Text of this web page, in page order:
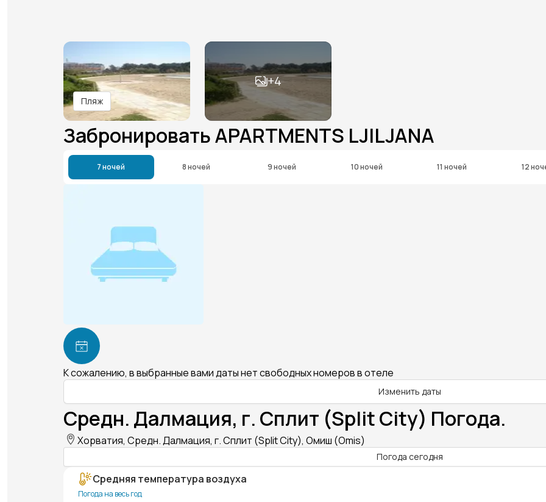
Пляж
+4
Забронировать APARTMENTS LJILJANA
7 ночей 8 ночей 9 ночей 10 ночей 11 ночей 12
К сожалению, в выбранные вами даты нет свободных номеров в отеле
Изменить даты
Средн. Далмация, г. Сплит (Split City) Погода.
Хорватия, Средн. Далмация, г. Сплит (Split City), Омиш (Omis)
Погода сегодня
Средняя температура воздуха
Погода на весь год